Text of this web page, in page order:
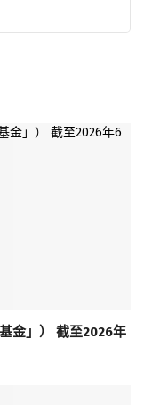
金」） 截至2026年